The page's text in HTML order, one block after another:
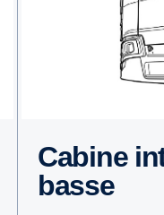
Cabine intermédiaire G
basse